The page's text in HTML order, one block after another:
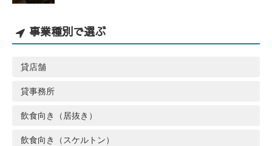
事業種別で選ぶ
貸店舗
貸事務所
飲食向き（居抜き）
飲食向き（スケルトン）